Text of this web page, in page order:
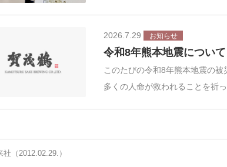
2026.7.29 お知らせ
令和8年熊本地震について
このたびの令和8年熊本地震の
多くの人命が救われることを祈
（2012.02.29.）